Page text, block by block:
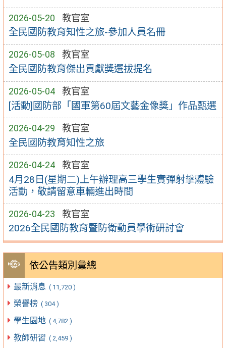
2026-05-20 教官室
全民國防教育知性之旅-參加人員名冊
2026-05-08 教官室
全民國防教育傑出貢獻獎選拔提名
2026-05-04 教官室
[活動]國防部「國軍第60屆文藝金像獎」作品甄選
2026-04-29 教官室
全民國防教育知性之旅
2026-04-24 教官室
4月28日(星期二)上午辦理高三學生實彈射擊體驗
活動，敬請留意車輛進出時間
2026-04-23 教官室
2026全民國防教育暨防衛動員學術研討會
依公告類別彙總
最新消息 ( 11,720 )
榮譽榜 ( 304 )
學生園地 ( 4,782 )
教師研習 ( 2,459 )